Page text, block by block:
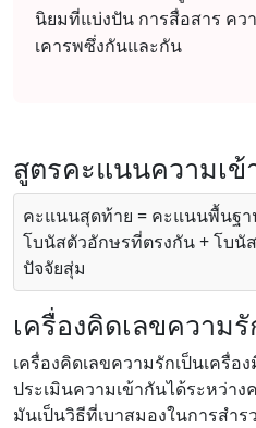
นิยมที่แบ่งปัน การสื่อสาร คว
เคารพซึ่งกันและกัน
สูตรคะแนนความเข้
คะแนนสุดท้าย = คะแนนพื้นฐ
โบนัสตัวอักษรที่ตรงกัน + โบนัส
ปัจจัยสุ่ม
เครื่องคิดเลขความ
เครื่องคิดเลขความรักเป็นเครื่
ประเมินความเข้ากันได้ระหว่า
มันเป็นวิธีที่เบาสมองในการสำ